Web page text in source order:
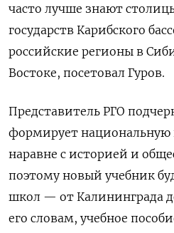
часто лучше знают
государств Карибского
российские регионы в
Востоке, посетовал Гуров.
Представитель РГО
формирует национальную
наравне с историей и
поэтому новый учебник
школ — от Калининграда
его словам, учебное